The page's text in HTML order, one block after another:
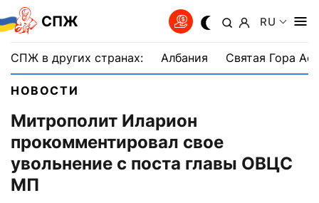
СПЖ RU
СПЖ в других странах: Албания Святая Гора
НОВОСТИ
Митрополит Иларион
прокомментировал свое
увольнение с поста главы ОВЦС
МП